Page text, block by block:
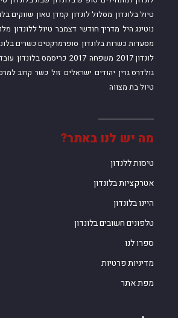
מה יש לנו באתר?
טיסות ללנדון
אטרקציות בלונדון
היינו בלונדון
טלפונים חשובים בלונדון
ספרו לנו
מדיניות פרטיות
מפת אתר
טיול בלונדון מסלול לונדון קמדן טאון שווקים
נוטינג היל מדריך חודשי דצמבר טיול ללונדון
מסעדות כשרות בלונדון סופרמרקטים כשרים
לונדון 2017
משפחה 2017 כריסמס בלונדון
גולדרס גרין יהודים ישראלים זול כשר קרוב
טיול בת מצווה